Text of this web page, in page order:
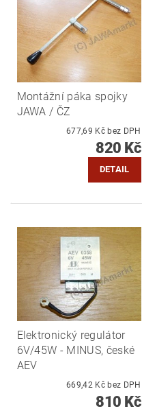
Montážní páka spojky
JAWA / ČZ
677,69 Kč bez DPH
820 Kč
DETAIL
Elektronický regulátor
6V/45W - MINUS, české
AEV
669,42 Kč bez DPH
810 Kč